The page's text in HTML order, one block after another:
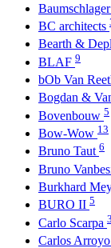
BC architects
Bearth &
BLAF 9
bOb Van
Bogdan &
Bovenbouw 5
Bow-Wow 13
Bruno Taut 6
Bruno
Burkhard
BURO II 5
Carlo Scarpa 3
Carlos Arroyo